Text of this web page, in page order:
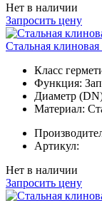
Нет в наличии
Запросить цену
Стальная
Класс
Функция:
Диаметр
Материал:
Артикул:
Нет в наличии
Запросить цену